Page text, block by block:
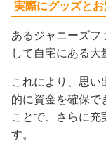
実際にグッズと
あるジャニーズフ
して自宅にある大
これにより、思い
的に資金を確保で
ことで、さらに充
す。